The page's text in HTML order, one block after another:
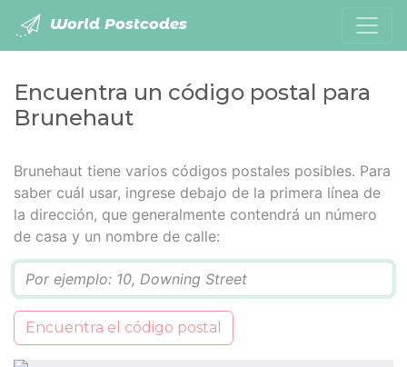
World Postcodes
Encuentra un código postal para
Brunehaut
Brunehaut tiene varios códigos postales posibles. Para
saber cuál usar, ingrese debajo de la primera línea de
la dirección, que generalmente contendrá un número
de casa y un nombre de calle:
Encuentra el código postal